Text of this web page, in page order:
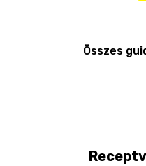
Összes